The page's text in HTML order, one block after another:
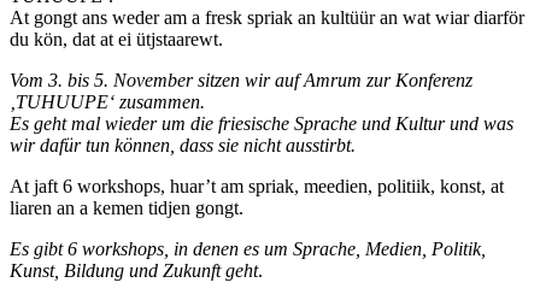
At gongt ans weder am a fresk spriak an kultüür an wat wiar diarför
du kön, dat at ei ütjstaarewt.
Vom 3. bis 5. November sitzen wir auf Amrum zur Konferenz
‚TUHUUPE‘ zusammen.
Es geht mal wieder um die friesische Sprache und Kultur und was
wir dafür tun können, dass sie nicht ausstirbt.
At jaft 6 workshops, huar’t am spriak, meedien, politiik, konst, at
liaren an a kemen tidjen gongt.
Es gibt 6 workshops, in denen es um Sprache, Medien, Politik,
Kunst, Bildung und Zukunft geht.